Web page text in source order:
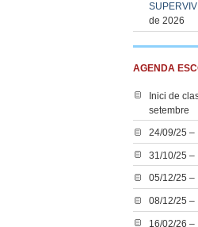
de 2026
AGENDA
Inici de
setembre
24/09/25 –
31/10/25 –
05/12/25 –
08/12/25 –
16/02/26